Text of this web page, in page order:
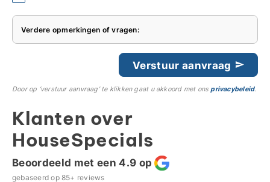
Verdere opmerkingen of vragen:
Verstuur aanvraag
Door op ‘verstuur aanvraag’ te klikken gaat u akkoord met ons privacybeleid.
Klanten over
HouseSpecials
Beoordeeld met een 4.9 op
gebaseerd op85+ reviews